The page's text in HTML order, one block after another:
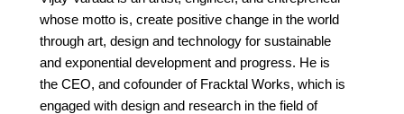
whose motto is, create positive change in the world
through art, design and technology for sustainable
and exponential development and progress. He is
the CEO, and cofounder of Fracktal Works, which is
engaged with design and research in the field of